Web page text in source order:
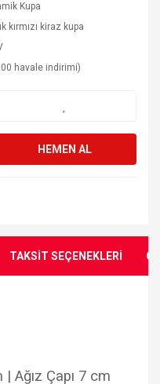
Kupa
kırmızı kiraz kupa
havale indirimi)
HEMEN AL
TAKSİT SEÇENEKLERİ
Ağız Çapı 7 cm